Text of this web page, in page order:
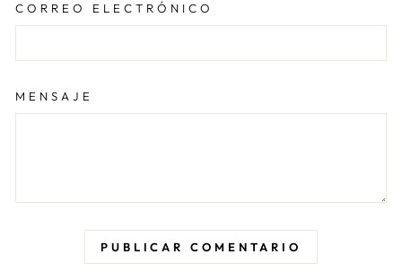
CORREO ELECTRÓNICO
MENSAJE
PUBLICAR COMENTARIO